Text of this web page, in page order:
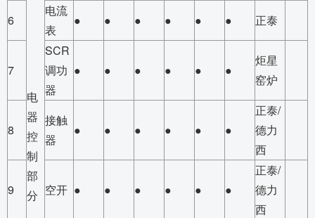
电
器
控
制
部
分
6
电流
表
● ● ● ● ● ● 正泰
7
SCR
调功
器
● ● ● ● ● ●
炬星
窑炉
8
接触
器
● ● ● ● ● ●
正泰/
德力
西
9 空开 ● ● ● ● ● ●
正泰/
德力
西